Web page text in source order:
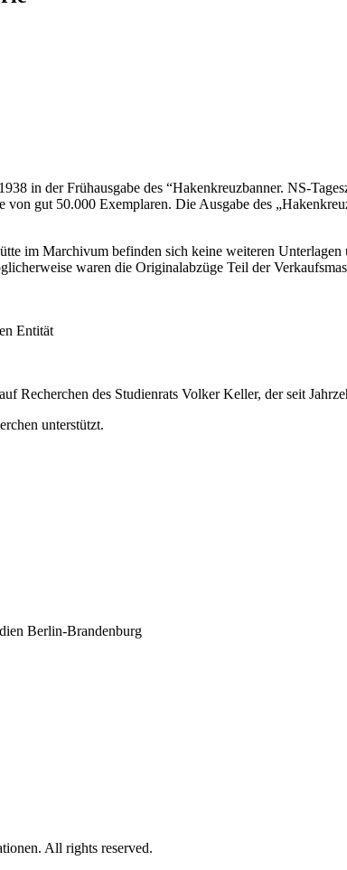
in der Frühausgabe des “Hakenkreuzbanner. NS-
von gut 50.000 Exemplaren. Die Ausgabe des
im Marchivum befinden sich keine weiteren
waren die Originalabzüge Teil der
Entität
Recherchen des Studienrats Volker Keller, der seit
unterstützt.
Berlin-Brandenburg
All rights reserved.